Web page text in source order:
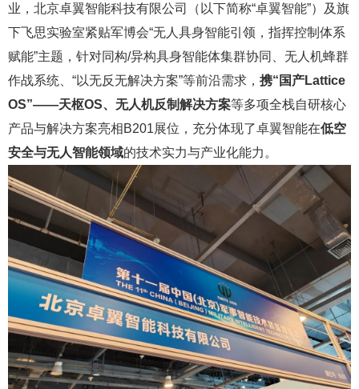
业，北京卓翼智能科技有限公司（以下简称“卓翼智能”）及旗
下飞思实验室紧贴军博会“无人具身智能引领，指挥控制体系
赋能”主题，针对同构/异构具身智能体集群协同、无人机蜂群
作战系统、“以无反无解决方案”等前沿需求， 携“国产Lattice
OS”——天枢OS、无人机反制解决方案等多项全栈自研核心
产品与解决方案亮相B201展位，充分体现了卓翼智能在低空
安全与无人智能领域的技术实力与产业化能力。